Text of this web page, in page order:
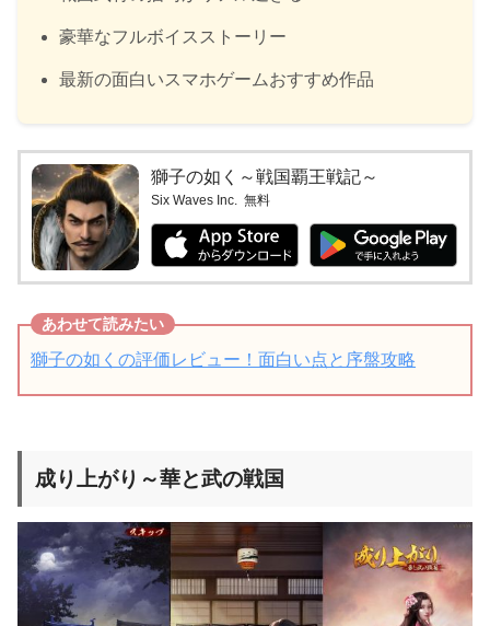
豪華なフルボイスストーリー
最新の面白いスマホゲームおすすめ作品
獅子の如く～戦国覇王戦記～
Six Waves Inc. 無料
獅子の如くの評価レビュー！面白い点と序盤攻略
成り上がり～華と武の戦国